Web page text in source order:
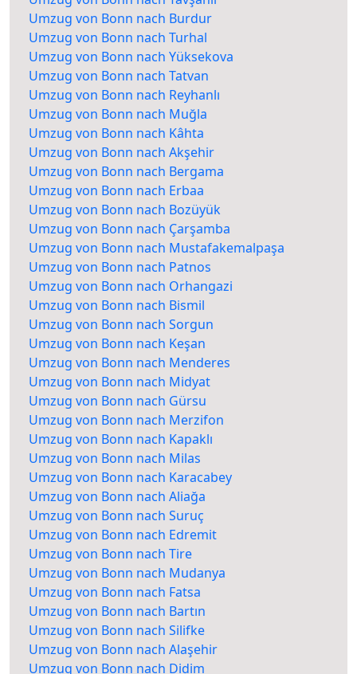
Umzug von Bonn nach Burdur
Umzug von Bonn nach Turhal
Umzug von Bonn nach Yüksekova
Umzug von Bonn nach Tatvan
Umzug von Bonn nach Reyhanlı
Umzug von Bonn nach Muğla
Umzug von Bonn nach Kâhta
Umzug von Bonn nach Akşehir
Umzug von Bonn nach Bergama
Umzug von Bonn nach Erbaa
Umzug von Bonn nach Bozüyük
Umzug von Bonn nach Çarşamba
Umzug von Bonn nach Mustafakemalpaşa
Umzug von Bonn nach Patnos
Umzug von Bonn nach Orhangazi
Umzug von Bonn nach Bismil
Umzug von Bonn nach Sorgun
Umzug von Bonn nach Keşan
Umzug von Bonn nach Menderes
Umzug von Bonn nach Midyat
Umzug von Bonn nach Gürsu
Umzug von Bonn nach Merzifon
Umzug von Bonn nach Kapaklı
Umzug von Bonn nach Milas
Umzug von Bonn nach Karacabey
Umzug von Bonn nach Aliağa
Umzug von Bonn nach Suruç
Umzug von Bonn nach Edremit
Umzug von Bonn nach Tire
Umzug von Bonn nach Mudanya
Umzug von Bonn nach Fatsa
Umzug von Bonn nach Bartın
Umzug von Bonn nach Silifke
Umzug von Bonn nach Alaşehir
Umzug von Bonn nach Didim